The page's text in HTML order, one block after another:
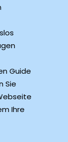
Guide
Sie
Ihre